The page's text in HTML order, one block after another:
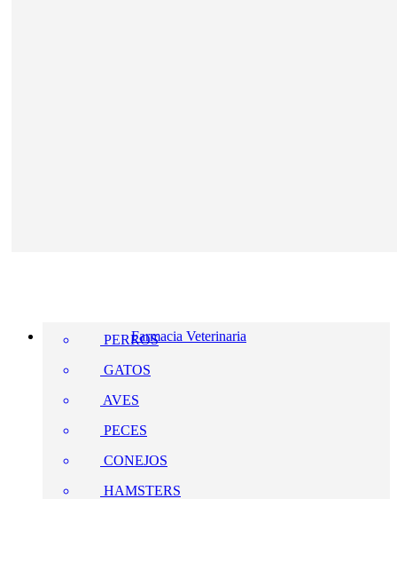
Farmacia Veterinaria
PERROS
GATOS
AVES
PECES
CONEJOS
HAMSTERS